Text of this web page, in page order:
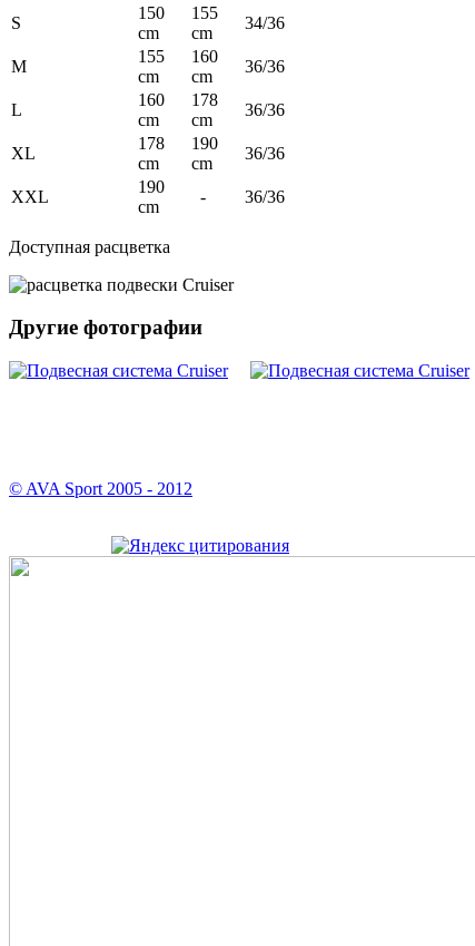
S
150
cm
155
cm
34/36
M
155
cm
160
cm
36/36
L
160
cm
178
cm
36/36
XL
178
cm
190
cm
36/36
XXL
190
cm
- 36/36
Доступная расцветка
Другие фотографии
© AVA Sport 2005 - 2012